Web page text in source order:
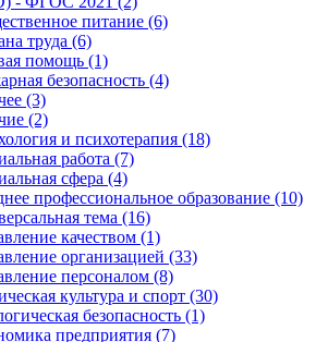
питание (6)
труда (6)
помощь (1)
безопасность (4)
(3)
(2)
и психотерапия (18)
работа (7)
сфера (4)
профессиональное образование (10)
тема (16)
качеством (1)
организацией (33)
персоналом (8)
культура и спорт (30)
безопасность (1)
предприятия (7)